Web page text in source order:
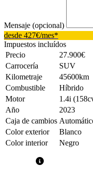
Mensaje (opcional)
desde 427€/mes*
Impuestos incluídos
Precio
27.900€
Carrocería
SUV
Kilometraje
45600km
Combustible
Híbrido
Motor
1.4i
Año
2023
Caja de cambios
Color exterior
Blanco
Color interior
Negro